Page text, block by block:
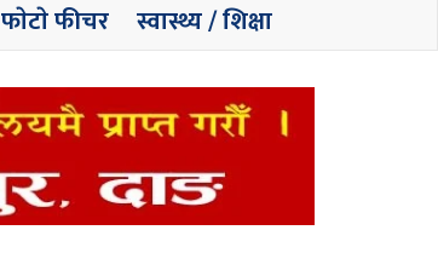
फाेटाे फीचर स्वास्थ्य / शिक्षा